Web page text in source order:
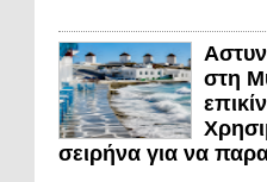
στη
σειρήνα για να